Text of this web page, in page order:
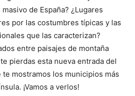
de España? ¿Lugares
por las costumbres típicas y las
que las caracterizan?
entre paisajes de montaña
pierdas esta nueva entrada del
te mostramos los municipios más
¡Vamos a verlos!